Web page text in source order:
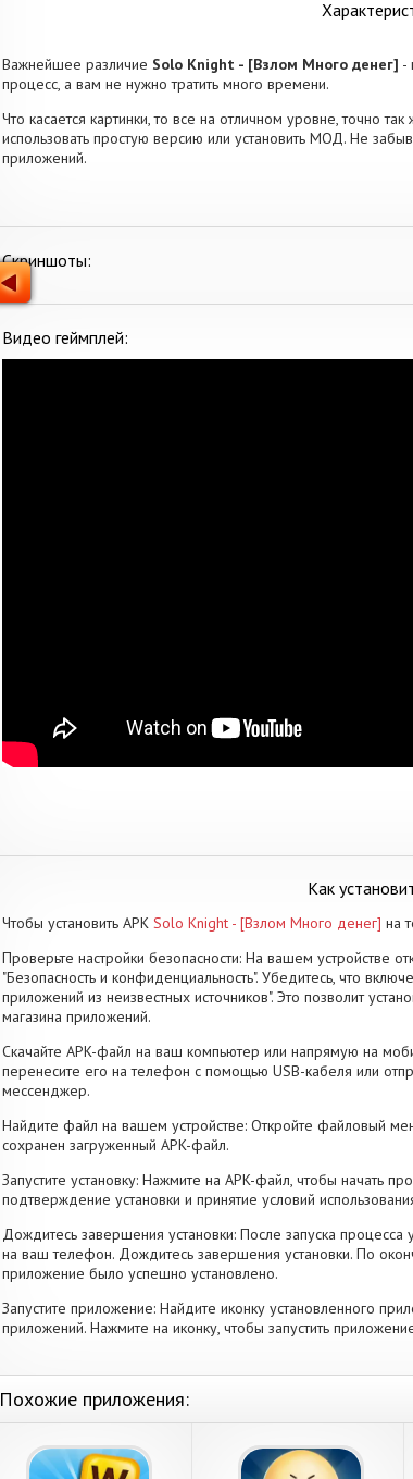
Важнейшее различие Solo Knight - [Взлом Много денег] -
процесс, а вам не нужно тратить много времени.
Что касается картинки, то все на отличном уровне, точно
использовать простую версию или установить МОД. Не
приложений.
Скриншоты:
Видео геймплей:
Как
Чтобы установить APK Solo Knight - [Взлом Много денег] на
Проверьте настройки безопасности: На вашем устройстве
"Безопасность и конфиденциальность". Убедитесь, что
приложений из неизвестных источников". Это позволит
магазина приложений.
Скачайте APK-файл на ваш компьютер или напрямую на
перенесите его на телефон с помощью USB-кабеля или
мессенджер.
Найдите файл на вашем устройстве: Откройте файловый
сохранен загруженный APK-файл.
Запустите установку: Нажмите на APK-файл, чтобы начать
подтверждение установки и принятие условий
Дождитесь завершения установки: После запуска процесса
на ваш телефон. Дождитесь завершения установки. По
приложение было успешно установлено.
Запустите приложение: Найдите иконку установленного
приложений. Нажмите на иконку, чтобы запустить
Похожие приложения: